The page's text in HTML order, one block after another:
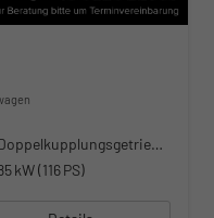
Doppelkupplungsgetriebe (DSG)
kW (116 PS)